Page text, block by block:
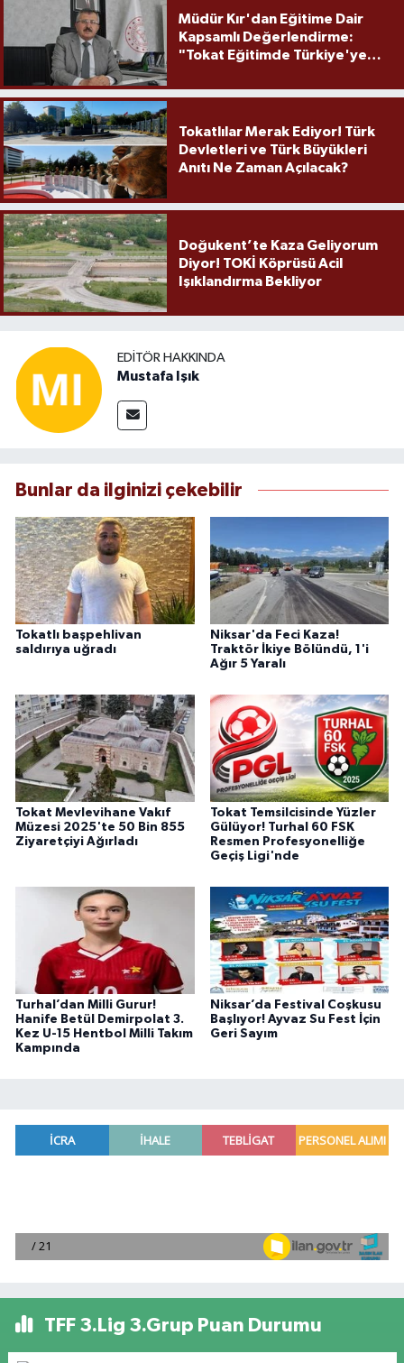
Müdür Kır'dan Eğitime Dair
Kapsamlı Değerlendirme:
"Tokat Eğitimde Türkiye'ye
Tokatlılar Merak Ediyor! Türk
Devletleri ve Türk Büyükleri
Anıtı Ne Zaman Açılacak?
Doğukent’te Kaza Geliyorum
Diyor! TOKİ Köprüsü Acil
Işıklandırma Bekliyor
EDITÖR HAKKINDA
Mustafa Işık
Bunlar da ilginizi çekebilir
Tokatlı başpehlivan
saldırıya uğradı
Niksar'da Feci Kaza!
Traktör İkiye Bölündü, 1'i
Ağır 5 Yaralı
Tokat Mevlevihane Vakıf
Müzesi 2025'te 50 Bin 855
Ziyaretçiyi Ağırladı
Tokat Temsilcisinde Yüzler
Gülüyor! Turhal 60 FSK
Resmen Profesyonelliğe
Geçiş Ligi'nde
Turhal’dan Milli Gurur!
Hanife Betül Demirpolat 3.
Kez U-15 Hentbol Milli Takım
Kampında
Niksar’da Festival Coşkusu
Başlıyor! Ayvaz Su Fest İçin
Geri Sayım
TFF 3.Lig 3.Grup Puan Durumu